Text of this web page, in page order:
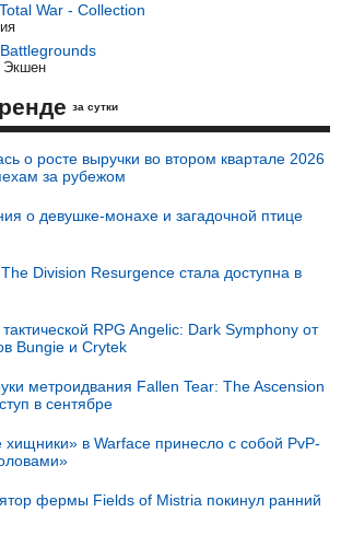
War - Collection
Экшен
за сутки
о росте выручки во втором квартале 2026
за рубежом
о девушке-монахе и загадочной птице
Division Resurgence стала доступна в
RPG Angelic: Dark Symphony от
Bungie и Crytek
метроидвания Fallen Tear: The Ascension
в сентябре
в Warface принесло с собой PvP-
фермы Fields of Mistria покинул ранний